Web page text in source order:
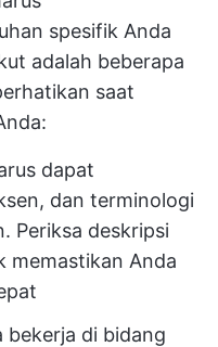
spesifik Anda
adalah beberapa
saat
dapat
dan terminologi
Periksa deskripsi
memastikan Anda
bekerja di bidang